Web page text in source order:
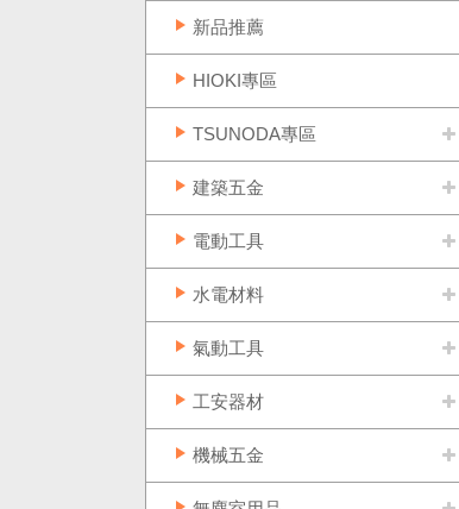
新品推薦
HIOKI專區
TSUNODA專區
建築五金
電動工具
水電材料
氣動工具
工安器材
機械五金